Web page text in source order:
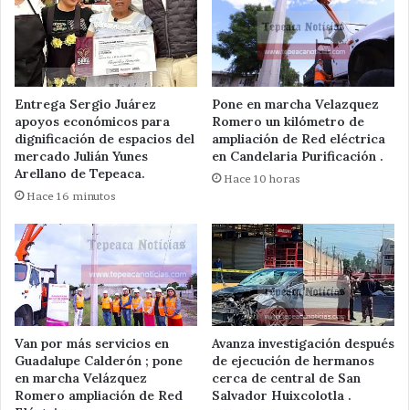
Entrega Sergio Juárez
apoyos económicos para
dignificación de espacios del
mercado Julián Yunes
Arellano de Tepeaca.
Hace 16 minutos
Pone en marcha Velazquez
Romero un kilómetro de
ampliación de Red eléctrica
en Candelaria Purificación .
Hace 10 horas
Van por más servicios en
Guadalupe Calderón ; pone
en marcha Velázquez
Romero ampliación de Red
Avanza investigación después
de ejecución de hermanos
cerca de central de San
Salvador Huixcolotla .